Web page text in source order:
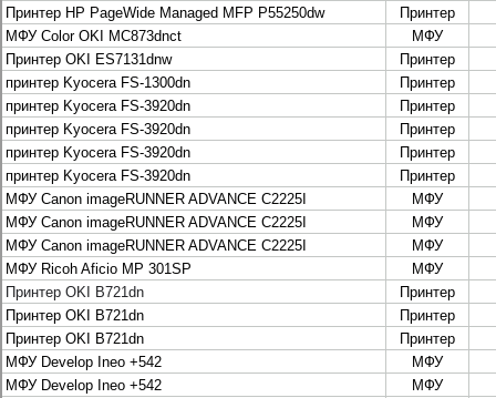
Pantum
UTINET
G&G
ГК “Катюша”
Высокопроизводительные копиры DEVELOP
МФУ, копиры и принтеры KYOCERA
Принтеры и МФУ и факсы Brother
Плоттеры и МФУ Oce
Плоттеры и МФУ Oce
Цифровые системы Oce VarioPrint DP Line
МФУ, сканеры, плоттеры и принтеры Canon
Плоттеры Canon
Принтеры и МФУ Canon
Сканеры Canon
Распродажа картриджей Canon
МФУ, сканеры, плоттеры и принтеры HP
Принтеры и МФУ HP
Плоттеры hp
МФУ, копиры и принтеры OKI
МФУ, копиры и принтеры RICOH